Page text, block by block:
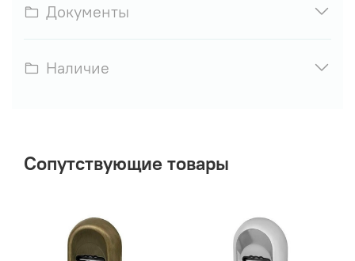
Документы
Наличие
Сопутствующие товары